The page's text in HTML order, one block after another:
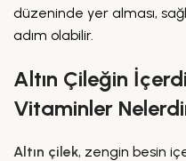
düzeninde yer alması,
adım olabilir.
Altın Çileğin
Vitaminler
Altın çilek, zengin besin